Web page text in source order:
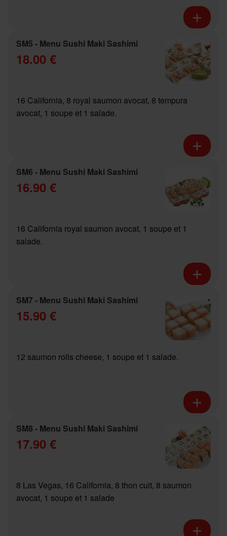
SM5 - Menu Sushi Maki Sashimi
18.00 €
16 California, 8 royal saumon avocat, 8 tempura
avocat, 1 soupe et 1 salade.
SM6 - Menu Sushi Maki Sashimi
16.90 €
16 California royal saumon avocat, 1 soupe et 1
salade.
SM7 - Menu Sushi Maki Sashimi
15.90 €
12 saumon rolls cheese, 1 soupe et 1 salade.
SM8 - Menu Sushi Maki Sashimi
17.90 €
8 Las Vegas, 16 California, 8 thon cuit, 8 saumon
avocat, 1 soupe et 1 salade